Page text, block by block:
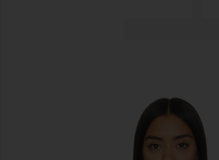
찜상품NBD Brynne Top in Black